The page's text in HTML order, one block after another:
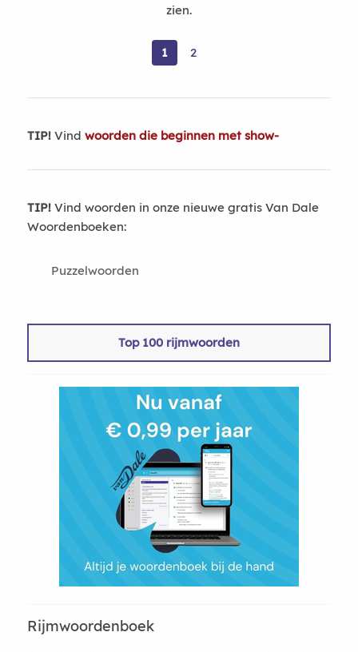
zien.
1 2
TIP!Vind woorden die beginnen met show-
TIP!Vind woorden in onze nieuwe gratis Van Dale
Woordenboeken:
Puzzelwoorden
Top 100 rijmwoorden
Rijmwoordenboek